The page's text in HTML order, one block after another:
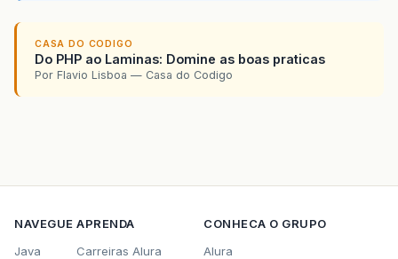
CASA DO CODIGO
Do PHP ao Laminas: Domine as boas praticas
Por Flavio Lisboa — Casa do Codigo
NAVEGUE
Java
APRENDA
Carreiras Alura
CONHECA O GRUPO
Alura